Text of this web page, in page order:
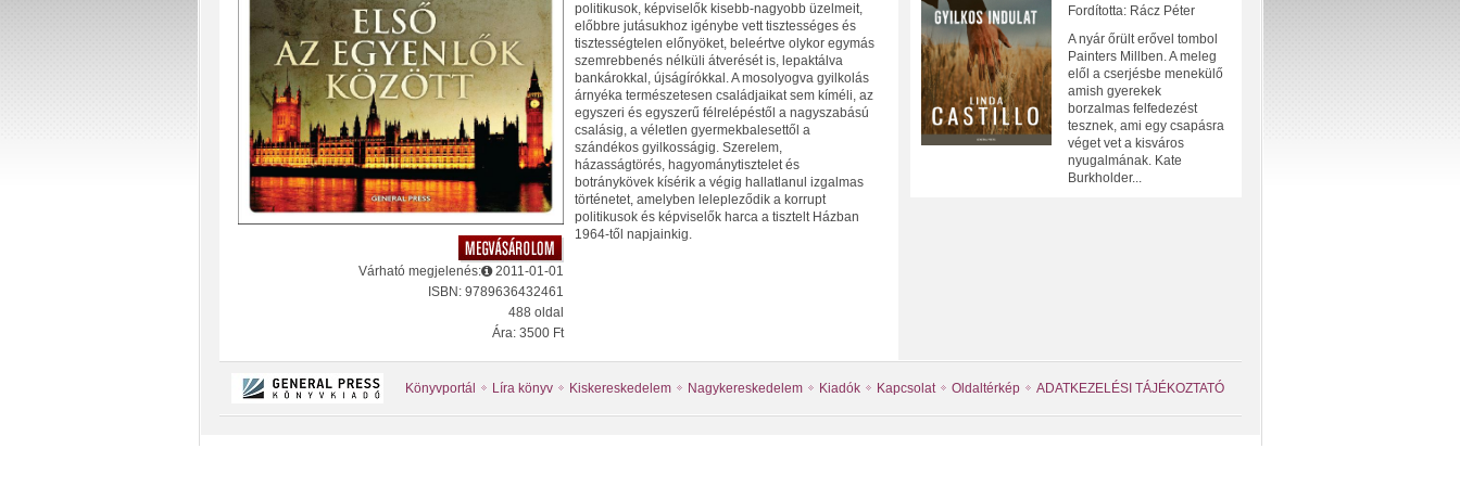
Várható megjelenés:
2011-01-01
ISBN: 9789636432461
488 oldal
Ára: 3500 Ft
politikusok, képviselők kisebb-nagyobb üzelmeit,
előbbre jutásukhoz igénybe vett tisztességes és
tisztességtelen előnyöket, beleértve olykor egymás
szemrebbenés nélküli átverését is, lepaktálva
bankárokkal, újságírókkal. A mosolyogva gyilkolás
árnyéka természetesen családjaikat sem kíméli, az
egyszeri és egyszerű félrelépéstől a nagyszabású
csalásig, a véletlen gyermekbalesettől a
szándékos gyilkosságig. Szerelem,
házasságtörés, hagyománytisztelet és
botránykövek kísérik a végig hallatlanul izgalmas
történetet, amelyben lelepleződik a korrupt
politikusok és képviselők harca a tisztelt Házban
1964-től napjainkig.
Fordította: Rácz Péter
A nyár őrült erővel tombol
Painters Millben. A meleg
elől a cserjésbe menekülő
amish gyerekek
borzalmas felfedezést
tesznek, ami egy csapásra
véget vet a kisváros
nyugalmának. Kate
Burkholder...
Könyvportál Líra könyv Kiskereskedelem Nagykereskedelem Kiadók Kapcsolat Oldaltérkép ADATKEZELÉSI TÁJÉKOZTATÓ